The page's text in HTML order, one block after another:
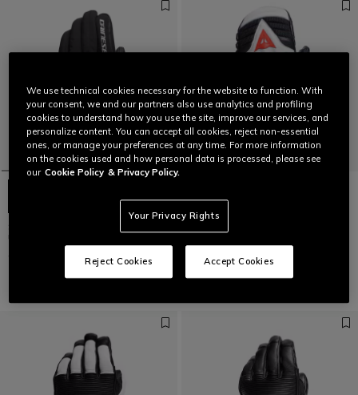
UNISEXE
229,00 €
We use technical cookies necessary for the website to function. With
your consent, we and our partners also use analytics and profiling
cookies to understand how you use the site, improve our services, and
personalize content. You can accept all cookies, reject non-essential
ones, or manage your preferences at any time. For more information
on the cookies used and how personal data is processed, please see
our Cookie Policy & Privacy Policy.
Your Privacy Rights
Reject Cookies Accept Cookies